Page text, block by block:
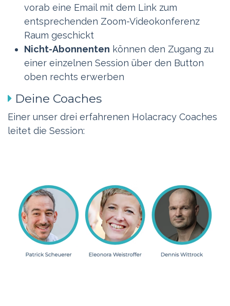
vorab eine Email mit dem Link zum
entsprechenden Zoom-Videokonferenz
Raum geschickt
Nicht-Abonnenten können den Zugang zu
einer einzelnen Session über den Button
oben rechts erwerben
Deine Coaches
Einer unser drei erfahrenen Holacracy Coaches
leitet die Session: